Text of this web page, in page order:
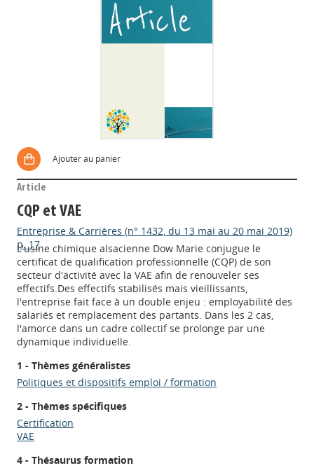
Ajouter au panier
Article
CQP et VAE
Entreprise & Carrières (n° 1432, du 13 mai au 20 mai 2019)
p. 17
L'usine chimique alsacienne Dow Marie conjugue le
certificat de qualification professionnelle (CQP) de son
secteur d'activité avec la VAE afin de renouveler ses
effectifs.Des effectifs stabilisés mais vieillissants,
l'entreprise fait face à un double enjeu : employabilité des
salariés et remplacement des partants. Dans les 2 cas,
l'amorce dans un cadre collectif se prolonge par une
dynamique individuelle.
1 - Thèmes généralistes
Politiques et dispositifs emploi / formation
2 - Thèmes spécifiques
Certification
VAE
4 - Thésaurus formation